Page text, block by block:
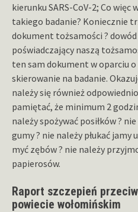
kierunku SARS-CoV-2; Co więc
takiego badanie? Koniecznie
dokument tożsamości ?
poświadczający naszą
ten sam dokument w oparciu
skierowanie na badanie.
należy się również
pamiętać, że minimum 2
należy spożywać posiłków ?
gumy ? nie należy płukać jamy
myć zębów ? nie należy
papierosów.
Raport szczepień
powiecie wołomińskim